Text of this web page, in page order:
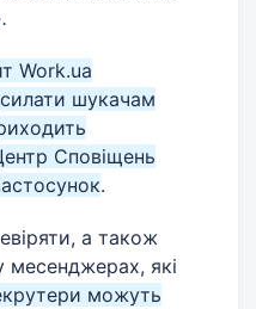
Work.ua
шукачам
Сповіщень
.
а також
месенджерах, які
можуть